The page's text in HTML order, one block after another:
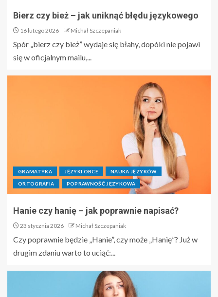
Bierz czy bież – jak uniknąć błędu językowego
16 lutego 2026 Michał Szczepaniak
Spór „bierz czy bież” wydaje się błahy, dopóki nie pojawi
się w oficjalnym mailu,...
GRAMATYKA JĘZYKI OBCE NAUKA JĘZYKÓW
ORTOGRAFIA POPRAWNOŚĆ JĘZYKOWA
Hanie czy hanię – jak poprawnie napisać?
23 stycznia 2026 Michał Szczepaniak
Czy poprawnie będzie „Hanie”, czy może „Hanię”? Już w
drugim zdaniu warto to uciąć:...